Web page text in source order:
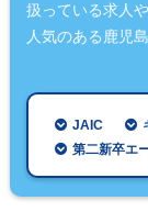
扱っている求人
人気のある鹿児
JAIC
第二新卒エ